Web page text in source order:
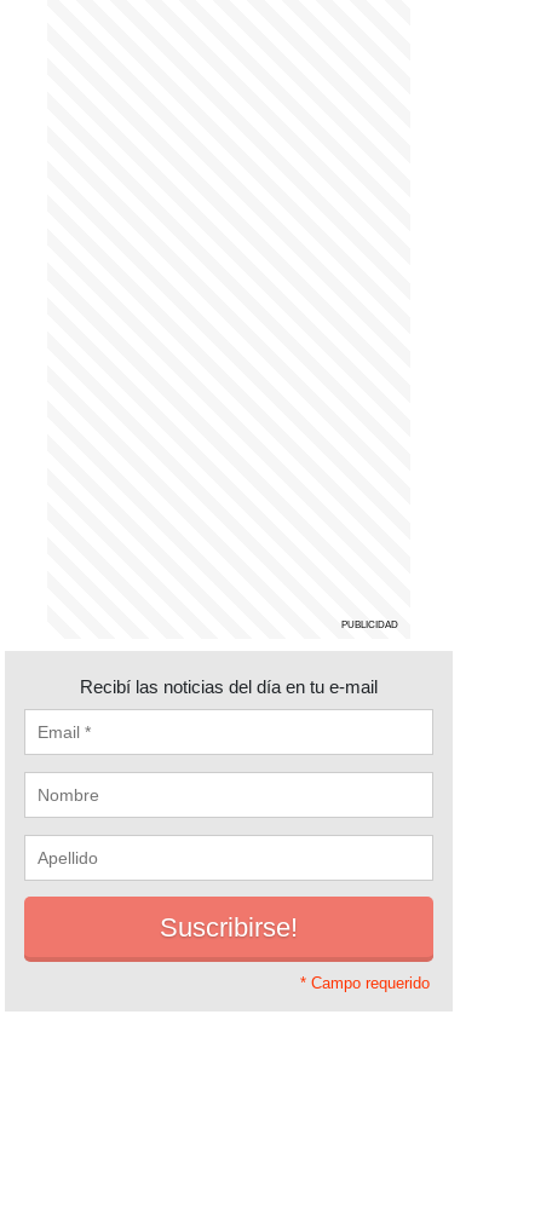
Recibí las noticias del día en tu e-mail
* Campo requerido